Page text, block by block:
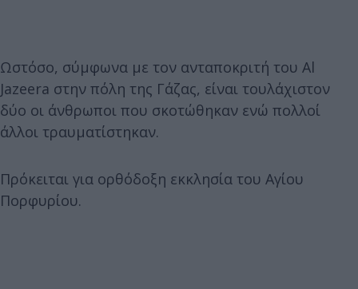
Ωστόσο, σύμφωνα με τον ανταποκριτή του Al
Jazeera στην πόλη της Γάζας, είναι τουλάχιστον
δύο οι άνθρωποι που σκοτώθηκαν ενώ πολλοί
άλλοι τραυματίστηκαν.
Πρόκειται για ορθόδοξη εκκλησία του Αγίου
Πορφυρίου.